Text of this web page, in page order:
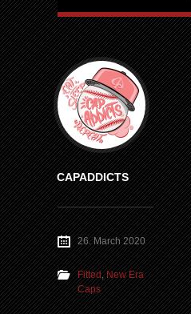
CAPADDICTS
26. March 2020
Fitted,New Era
Caps